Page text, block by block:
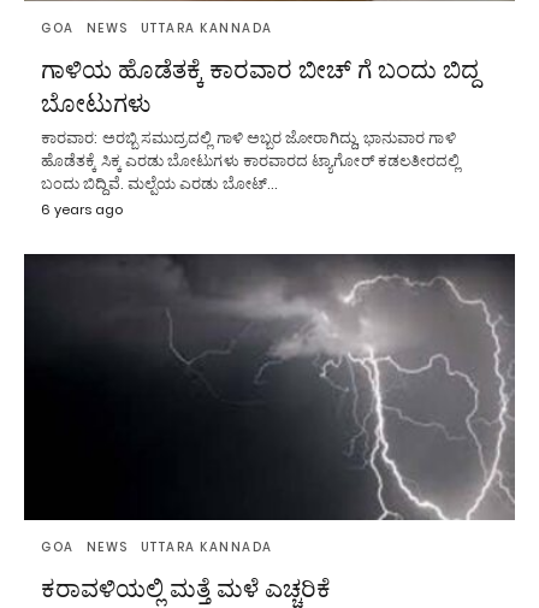
GOA NEWS UTTARA KANNADA
ಗಾಳಿಯ ಹೊಡೆತಕ್ಕೆ ಕಾರವಾರ ಬೀಚ್ ಗೆ ಬಂದು ಬಿದ್ದ
ಬೋಟುಗಳು
ಕಾರವಾರ: ಅರಬ್ಬಿ ಸಮುದ್ರದಲ್ಲಿ ಗಾಳಿ ಅಬ್ಬರ ಜೋರಾಗಿದ್ದು, ಭಾನುವಾರ ಗಾಳಿ
ಹೊಡೆತಕ್ಕೆ ಸಿಕ್ಕ ಎರಡು ಬೋಟುಗಳು ಕಾರವಾರದ ಟ್ಯಾಗೋರ್ ಕಡಲತೀರದಲ್ಲಿ
ಬಂದು ಬಿದ್ದಿವೆ. ಮಲ್ಪೆಯ ಎರಡು ಬೋಟ್…
6 years ago
GOA NEWS UTTARA KANNADA
ಕರಾವಳಿಯಲ್ಲಿ ಮತ್ತೆ ಮಳೆ ಎಚ್ಚರಿಕೆ